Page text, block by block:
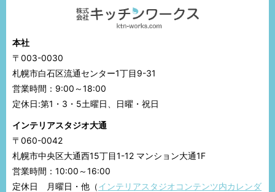
本社
〒003-0030
札幌市白石区流通センター1丁目9-31
営業時間：9:00～18:00
定休日:第1・3・5土曜日、日曜・祝日
インテリアスタジオ大通
〒060-0042
札幌市中央区大通西15丁目1-12 マンション大通1F
営業時間：10:00～16:00
定休日 月曜日・他（インテリアスタジオコンテンツ内カレンダ